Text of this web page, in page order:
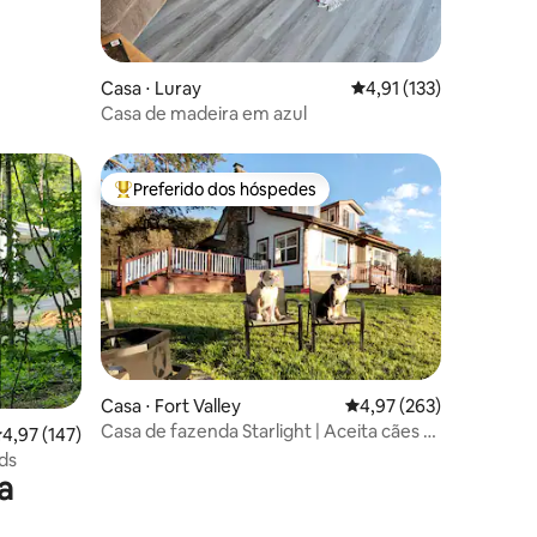
Casa ⋅ Luray 4,91 de uma avaliação
4,91 (133)
Casa de madeira em azul
hóspedes
de uma avaliação média de 5, 147 avaliações
4,97 (147)
Entre os melhores preferidos dos hóspedes
Preferido dos hóspedes
Casa ⋅ Fort Valley 4,97 de uma avaliação
4,97 (263)
Casa de fazenda Starlight | Aceita cães +